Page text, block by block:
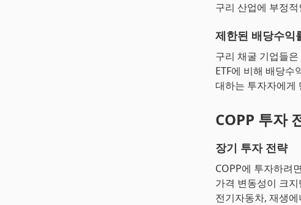
구리 산업에 부정
제한된 배당수익
구리 채굴 기업들
ETF에 비해 배당
대하는 투자자에게
COPP 투자
장기 투자 전략
COPP에 투자하려
가격 변동성이 크
전기자동차, 재생